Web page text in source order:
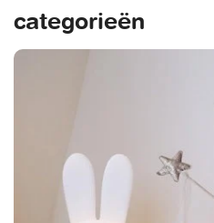
categorieën